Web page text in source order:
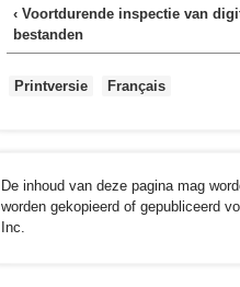
‹ Voortdurende inspectie van
bestanden
Printversie Français
De inhoud van deze pagina mag
worden gekopieerd of gepubliceerd
Inc.